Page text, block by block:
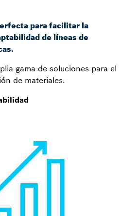
para facilitar la
de líneas de
gama de soluciones para el
de materiales.